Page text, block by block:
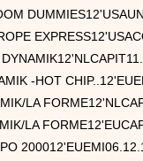
-HOT
LA
LA